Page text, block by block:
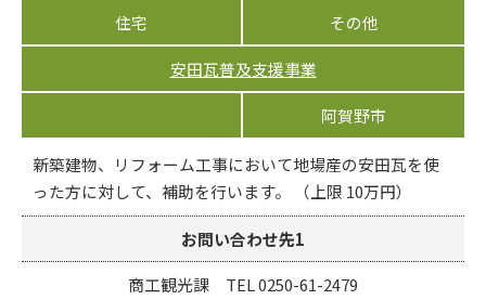
住宅 その他
安田瓦普及支援事業
阿賀野市
新築建物、リフォーム工事において地場産の安田瓦を使
った方に対して、補助を行います。 （上限 10万円）
お問い合わせ先1
商工観光課 TEL 0250-61-2479